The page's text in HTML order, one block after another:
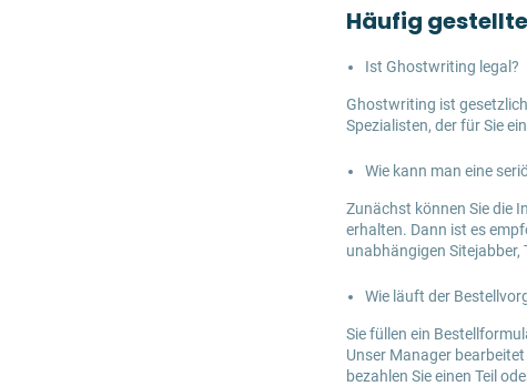
Häufig
Ist Ghostwriting legal?
Ghostwriting ist
Spezialisten, der für Sie
Wie kann man eine
Zunächst können Sie die
erhalten. Dann ist es
unabhängigen
Wie läuft der
Sie füllen ein
Unser Manager
bezahlen Sie einen Teil